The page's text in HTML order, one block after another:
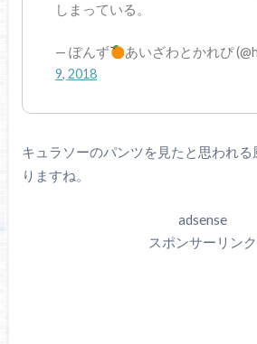
しまっている。
— ぽんず あいざわとかれぴ
9, 2018
キュラソーのパンツを見たと思われ
りますね。
adsense
スポンサーリンク